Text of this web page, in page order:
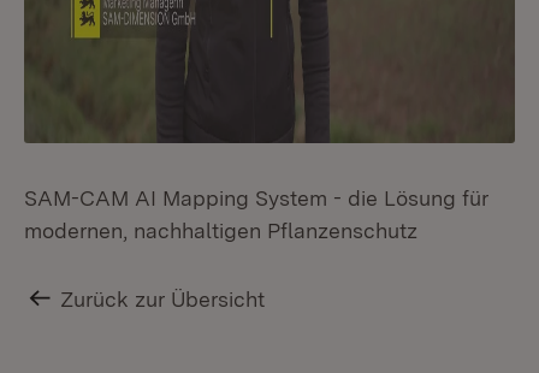
SAM-CAM AI Mapping System - die Lösung für
modernen, nachhaltigen Pflanzenschutz
Zurück zur Übersicht